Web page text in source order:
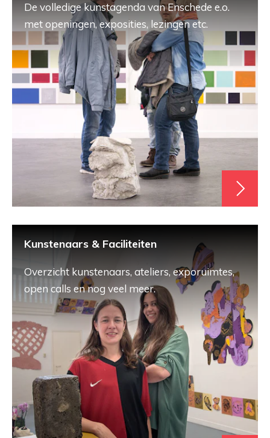
De volledige kunstagenda van Enschede e.o.
met openingen, exposities, lezingen etc.
Kunstenaars & Faciliteiten
Overzicht kunstenaars, ateliers, exporuimtes,
open calls en nog veel meer.